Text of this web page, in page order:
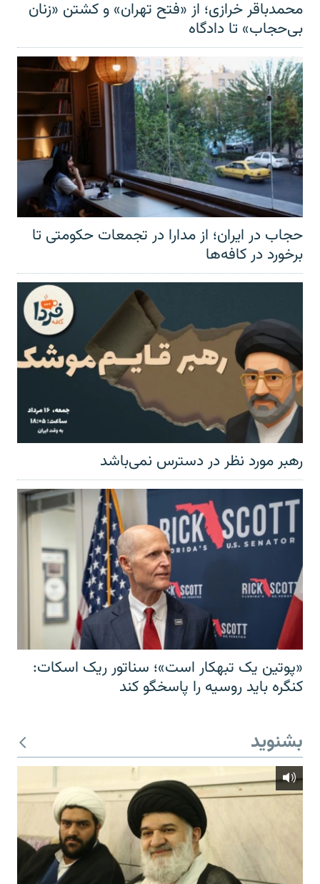
محمدباقر خرازی؛ از «فتح تهران» و کشتن «زنان
بی‌حجاب» تا دادگاه
حجاب در ایران؛ از مدارا در تجمعات حکومتی تا
برخورد در کافه‌ها
رهبر مورد نظر در دسترس نمی‌باشد
«پوتین یک تبهکار است»؛ سناتور ریک اسکات:
کنگره باید روسیه را پاسخگو کند
بشنوید